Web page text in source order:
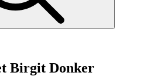
Birgit Donker